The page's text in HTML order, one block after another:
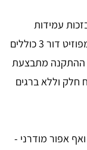
עמידות
מרשימה ללחות, עובש ודהיית UV. לוחות קומפוזיט דור 3 כוללים
ההתקנה מתבצעת
וללא ברגים
ואף אפור מודרני -